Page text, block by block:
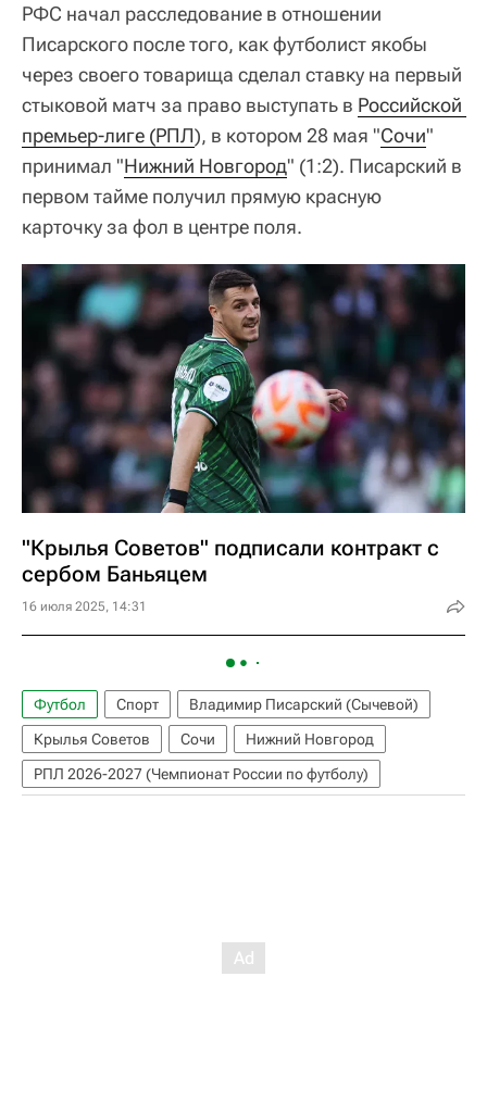
РФС начал расследование в отношении
Писарского после того, как футболист якобы
через своего товарища сделал ставку на первый
стыковой матч за право выступать в Российской
премьер-лиге (РПЛ), в котором 28 мая "Сочи"
принимал "Нижний Новгород" (1:2). Писарский в
первом тайме получил прямую красную
карточку за фол в центре поля.
"Крылья Советов" подписали контракт с
сербом Баньяцем
16 июля 2025, 14:31
Футбол Спорт
Владимир Писарский (Сычевой)
Крылья Советов
Сочи
Нижний Новгород
РПЛ 2026-2027 (Чемпионат России по футболу)